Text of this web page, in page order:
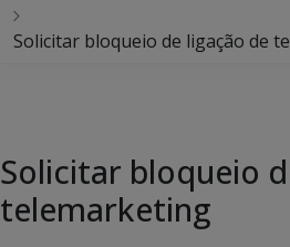
Solicitar bloqueio de ligação de
Solicitar bloqueio
telemarketing